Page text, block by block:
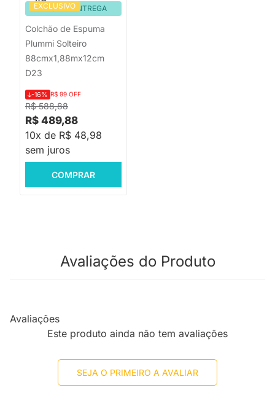
EXCLUSIVO
PRONTA ENTREGA
Colchão de Espuma
Plummi Solteiro
88cmx1,88mx12cm
D23
R$ 588,88
-16% R$ 99 OFF
R$ 489,88
10x de R$ 48,98
sem juros
COMPRAR
Avaliações do Produto
Avaliações
Este produto ainda não tem avaliações
SEJA O PRIMEIRO A AVALIAR